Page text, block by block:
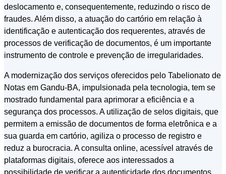
deslocamento e, consequentemente, reduzindo o risco de
fraudes. Além disso, a atuação do cartório em relação à
identificação e autenticação dos requerentes, através de
processos de verificação de documentos, é um importante
instrumento de controle e prevenção de irregularidades.
A modernização dos serviços oferecidos pelo Tabelionato de
Notas em Gandu-BA, impulsionada pela tecnologia, tem se
mostrado fundamental para aprimorar a eficiência e a
segurança dos processos. A utilização de selos digitais, que
permitem a emissão de documentos de forma eletrônica e a
sua guarda em cartório, agiliza o processo de registro e
reduz a burocracia. A consulta online, acessível através de
plataformas digitais, oferece aos interessados a